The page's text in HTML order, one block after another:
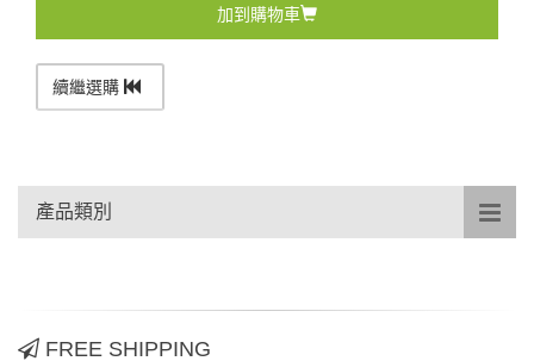
加到購物車
續繼選購
產品類別
FREE SHIPPING